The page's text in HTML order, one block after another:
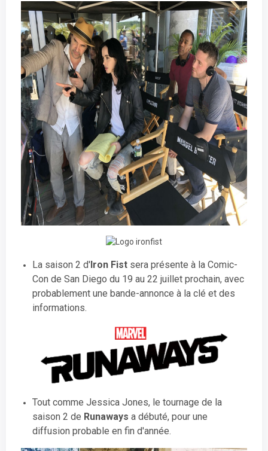
La saison 2 d'Iron Fist sera présente à la Comic-
Con de San Diego du 19 au 22 juillet prochain, avec
probablement une bande-annonce à la clé et des
informations.
Tout comme Jessica Jones, le tournage de la
saison 2 de Runaways a débuté, pour une
diffusion probable en fin d'année.